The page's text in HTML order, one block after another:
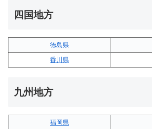
四国地方
徳島県
香川県
九州地方
福岡県